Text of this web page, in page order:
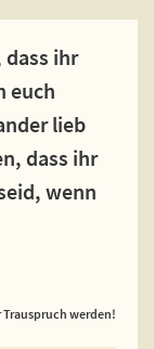
dass ihr
euch
lieb
dass ihr
wenn
Trauspruch werden!